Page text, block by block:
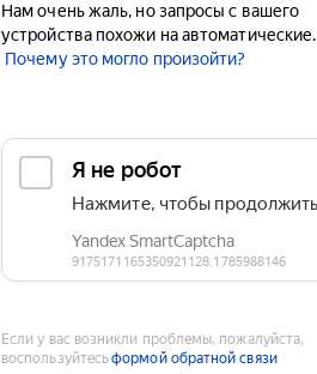
Нам очень жаль, но запросы с вашего
устройства похожи на автоматические.
Почему это могло произойти?
Если у вас возникли проблемы, пожалуйста,
воспользуйтесьформой обратной связи